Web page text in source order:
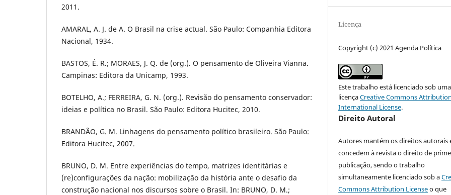
2011.
AMARAL, A. J. de A. O Brasil na crise actual. São Paulo: Companhia Editora
Nacional, 1934.
BASTOS, É. R.; MORAES, J. Q. de (org.). O pensamento de Oliveira Vianna.
Campinas: Editora da Unicamp, 1993.
BOTELHO, A.; FERREIRA, G. N. (org.). Revisão do pensamento conservador:
ideias e política no Brasil. São Paulo: Editora Hucitec, 2010.
BRANDÃO, G. M. Linhagens do pensamento político brasileiro. São Paulo:
Editora Hucitec, 2007.
BRUNO, D. M. Entre experiências do tempo, matrizes identitárias e
(re)configurações da nação: mobilização da história ante o desafio da
construção nacional nos discursos sobre o Brasil. In: BRUNO, D. M.;
Licença
Copyright (c) 2021 Agenda Política
Este trabalho está licenciado sob uma
licençaCreative Commons
International License.
Direito Autoral
Autores mantém os direitos autorais
concedem à revista o direito de
publicação, sendo o trabalho
simultaneamente licenciado sob a
Commons Attribution Licenseo que